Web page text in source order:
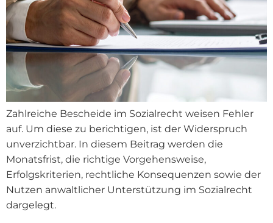
Zahlreiche Bescheide im Sozialrecht weisen Fehler
auf. Um diese zu berichtigen, ist der Widerspruch
unverzichtbar. In diesem Beitrag werden die
Monatsfrist, die richtige Vorgehensweise,
Erfolgskriterien, rechtliche Konsequenzen sowie der
Nutzen anwaltlicher Unterstützung im Sozialrecht
dargelegt.